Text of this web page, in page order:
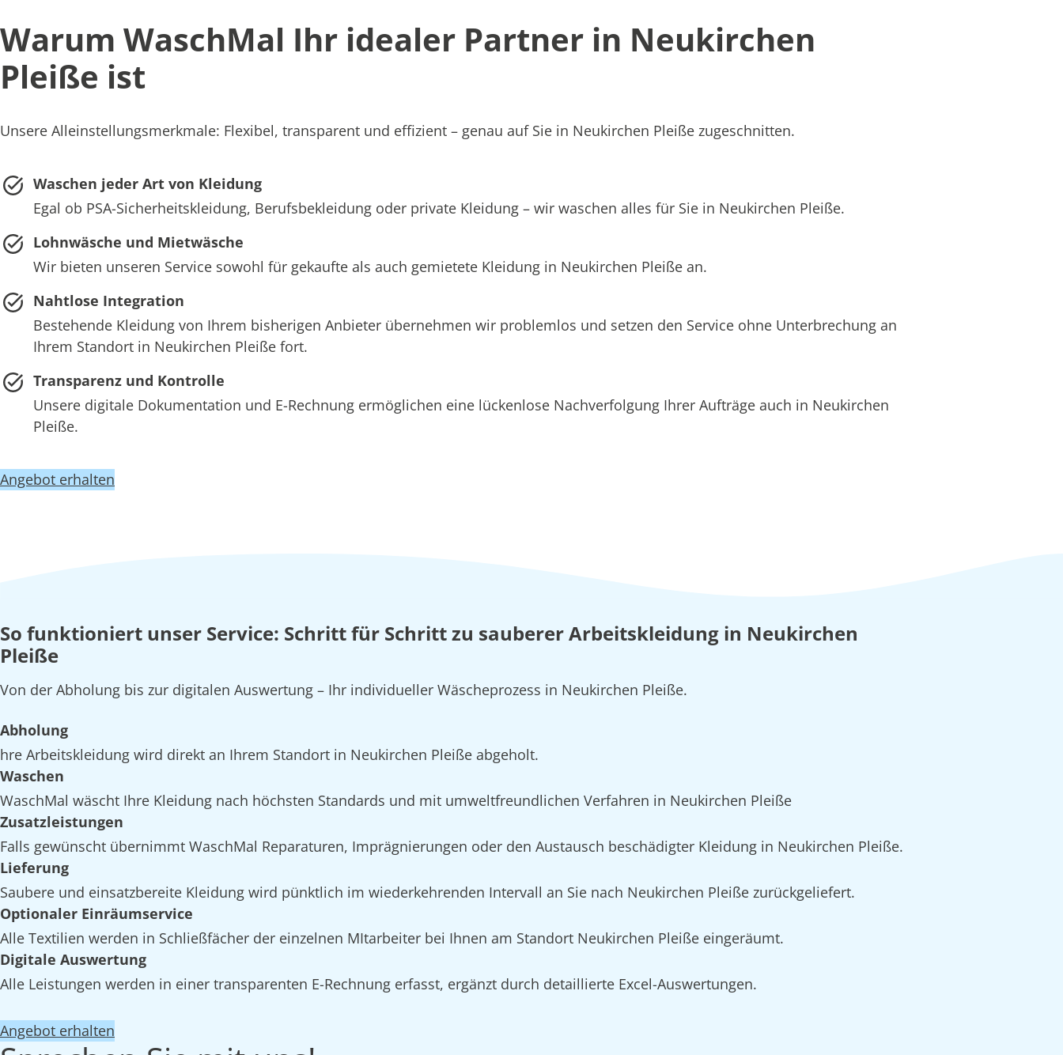
Warum WaschMal Ihr idealer Partner in Neukirchen
Pleiße ist
Unsere Alleinstellungsmerkmale: Flexibel, transparent und effizient – genau auf Sie in Neukirchen Pleiße zugeschnitten.
Waschen jeder Art von Kleidung
Egal ob PSA-Sicherheitskleidung, Berufsbekleidung oder private Kleidung – wir waschen alles für Sie in Neukirchen Pleiße.
Lohnwäsche und Mietwäsche
Wir bieten unseren Service sowohl für gekaufte als auch gemietete Kleidung in Neukirchen Pleiße an.
Nahtlose Integration
Bestehende Kleidung von Ihrem bisherigen Anbieter übernehmen wir problemlos und setzen den Service ohne Unterbrechung an
Ihrem Standort in Neukirchen Pleiße fort.
Transparenz und Kontrolle
Unsere digitale Dokumentation und E-Rechnung ermöglichen eine lückenlose Nachverfolgung Ihrer Aufträge auch in Neukirchen
Pleiße.
Angebot erhalten
So funktioniert unser Service: Schritt für Schritt zu sauberer Arbeitskleidung in Neukirchen
Pleiße
Von der Abholung bis zur digitalen Auswertung – Ihr individueller Wäscheprozess in Neukirchen Pleiße.
Abholung
hre Arbeitskleidung wird direkt an Ihrem Standort in Neukirchen Pleiße abgeholt.
Waschen
WaschMal wäscht Ihre Kleidung nach höchsten Standards und mit umweltfreundlichen Verfahren in Neukirchen Pleiße
Zusatzleistungen
Falls gewünscht übernimmt WaschMal Reparaturen, Imprägnierungen oder den Austausch beschädigter Kleidung in Neukirchen Pleiße.
Lieferung
Saubere und einsatzbereite Kleidung wird pünktlich im wiederkehrenden Intervall an Sie nach Neukirchen Pleiße zurückgeliefert.
Optionaler Einräumservice
Alle Textilien werden in Schließfächer der einzelnen MItarbeiter bei Ihnen am Standort Neukirchen Pleiße eingeräumt.
Digitale Auswertung
Alle Leistungen werden in einer transparenten E-Rechnung erfasst, ergänzt durch detaillierte Excel-Auswertungen.
Angebot erhalten